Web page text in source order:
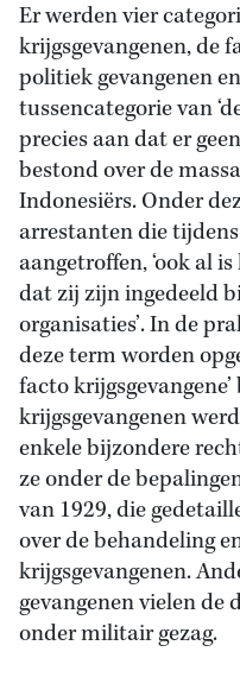
Er werden vier
krijgsgevangenen, de
politiek gevangenen
tussencategorie van
precies aan dat er
bestond over de
Indonesiërs. Onder
arrestanten die
aangetroffen, ‘ook al
dat zij zijn ingedeeld
organisaties’. In de
deze term worden
facto
krijgsgevangenen
enkele bijzondere
ze onder de
van 1929, die
over de behandeling
krijgsgevangenen.
gevangenen vielen de
onder militair gezag.